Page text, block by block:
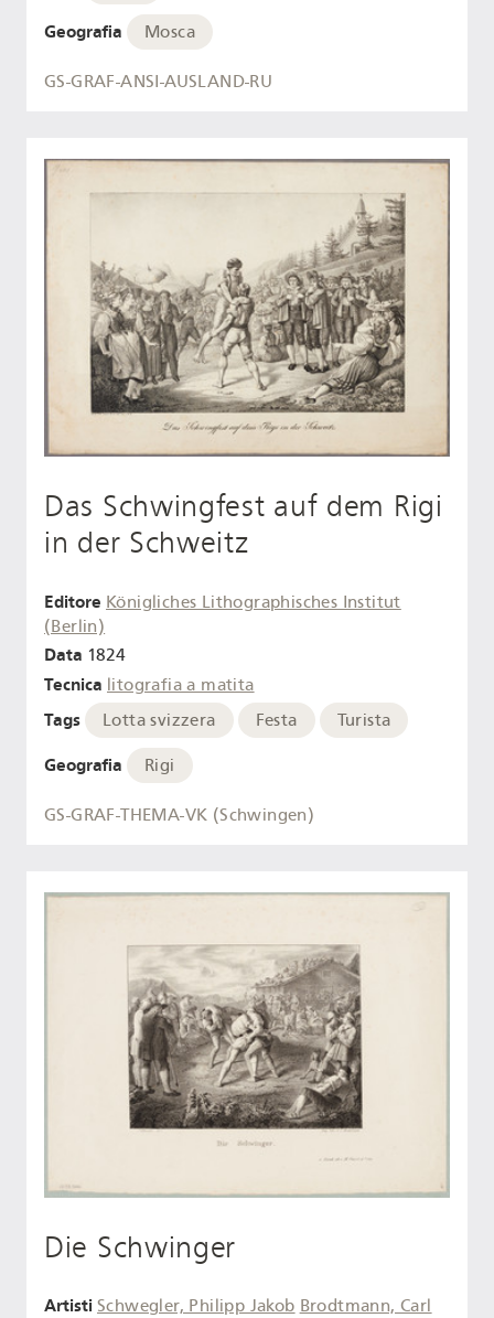
Geografia Mosca
GS-GRAF-ANSI-AUSLAND-RU
Das Schwingfest auf dem Rigi
in der Schweitz
Editore Königliches Lithographisches Institut
(Berlin)
Data 1824
Tecnica litografia a matita
Tags Lotta svizzera Festa Turista
Geografia Rigi
GS-GRAF-THEMA-VK (Schwingen)
Die Schwinger
Artisti Schwegler, Philipp Jakob Brodtmann, Carl